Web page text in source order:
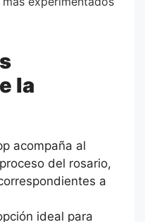
la
acompaña al
del rosario,
a
ideal para